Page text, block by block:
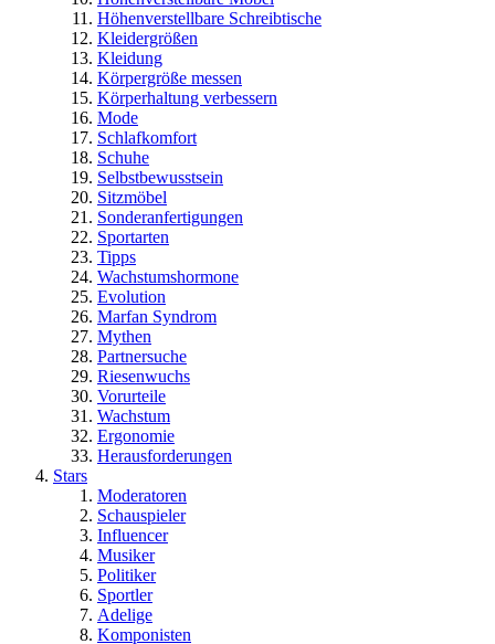
Höhenverstellbare Schreibtische
Kleidergrößen
Kleidung
Körpergröße messen
Körperhaltung verbessern
Mode
Schlafkomfort
Schuhe
Selbstbewusstsein
Sitzmöbel
Sonderanfertigungen
Sportarten
Tipps
Wachstumshormone
Evolution
Marfan Syndrom
Mythen
Partnersuche
Riesenwuchs
Vorurteile
Wachstum
Ergonomie
Herausforderungen
Stars
Moderatoren
Schauspieler
Influencer
Musiker
Politiker
Sportler
Adelige
Komponisten